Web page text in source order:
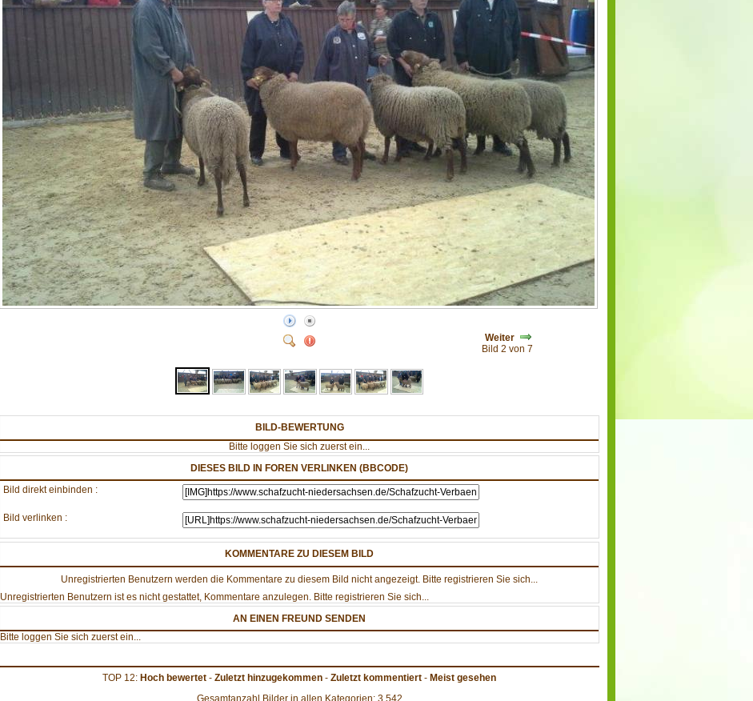
Weiter
Bild 2 von 7
BILD-BEWERTUNG
Bitte loggen Sie sich zuerst ein...
DIESES BILD IN FOREN VERLINKEN (BBCODE)
Bild direkt einbinden :
Bild verlinken :
KOMMENTARE ZU DIESEM BILD
Unregistrierten Benutzern werden die Kommentare zu diesem Bild nicht angezeigt. Bitte registrieren Sie sich...
Unregistrierten Benutzern ist es nicht gestattet, Kommentare anzulegen. Bitte registrieren Sie sich...
AN EINEN FREUND SENDEN
Bitte loggen Sie sich zuerst ein...
TOP 12: Hoch bewertet - Zuletzt hinzugekommen - Zuletzt kommentiert - Meist gesehen
Gesamtanzahl Bilder in allen Kategorien: 3.542